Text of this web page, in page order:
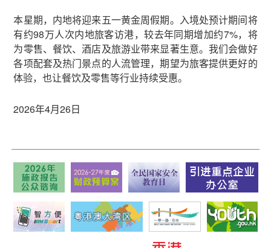
本星期，内地将迎来五一黄金周假期。入境处预计期间将
有约98万人次内地旅客访港，较去年同期增加约7%，将
为零售、餐饮、酒店及旅游业带来显著生意。我们会做好
各项配套及热门景点的人流管理，期望为旅客提供更好的
体验，也让餐饮及零售等行业持续受惠。
2026年4月26日